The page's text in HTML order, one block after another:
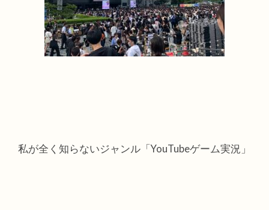
私が全く知らないジャンル「YouTubeゲーム実況」